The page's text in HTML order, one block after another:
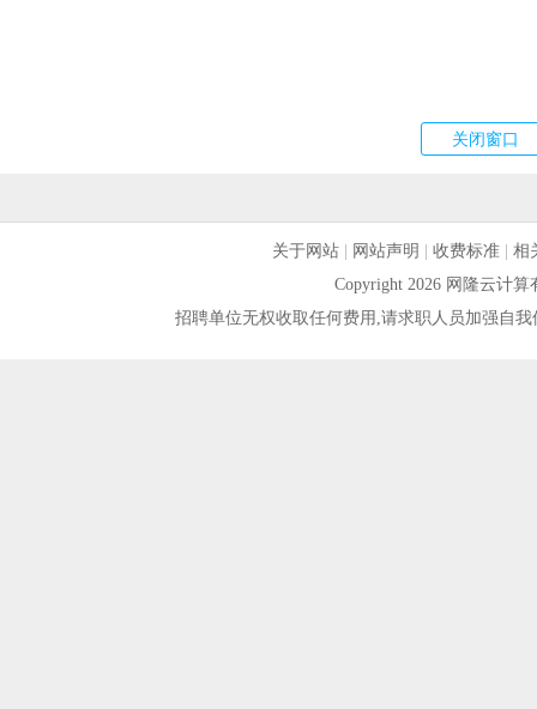
关于网站 网站声明 |收费标准 |相
Copyright 2026 网隆云计
招聘单位无权收取任何费用,请求职人员加强自